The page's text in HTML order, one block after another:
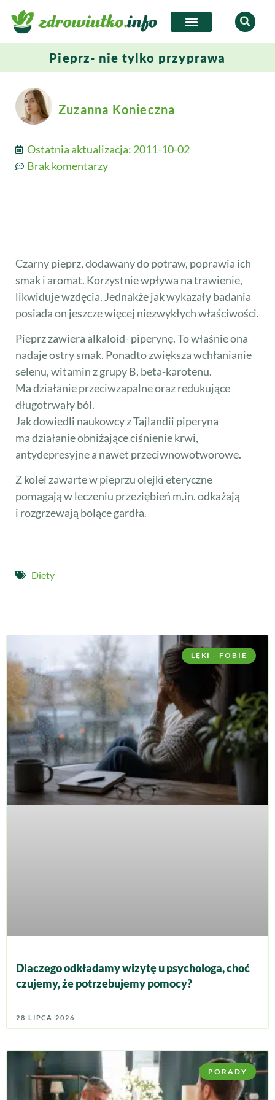
Pieprz- nie tylko przyprawa
Zuzanna Konieczna
Ostatnia aktualizacja: 2011-10-02
Brak komentarzy
Czarny pieprz, dodawany do potraw, poprawia ich
smak i aromat. Korzystnie wpływa na trawienie,
likwiduje wzdęcia. Jednakże jak wykazały badania
posiada on jeszcze więcej niezwykłych właściwości.
Pieprz zawiera alkaloid- piperynę. To właśnie ona
nadaje ostry smak. Ponadto zwiększa wchłanianie
selenu, witamin z grupy B, beta-karotenu.
Ma działanie przeciwzapalne oraz redukujące
długotrwały ból.
Jak dowiedli naukowcy z Tajlandii piperyna
ma działanie obniżające ciśnienie krwi,
antydepresyjne a nawet przeciwnowotworowe.
Z kolei zawarte w pieprzu olejki eteryczne
pomagają w leczeniu przeziębień m.in. odkażają
i rozgrzewają bolące gardła.
Diety
LĘKI - FOBIE
Dlaczego odkładamy wizytę u psychologa, choć
czujemy, że potrzebujemy pomocy?
28 LIPCA 2026
PORADY